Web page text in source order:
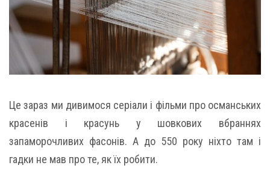
Це зараз ми дивимося серіали і фільми про османських
красенів і красунь у шовкових вбраннях
запаморочливих фасонів. А до 550 року ніхто там і
гадки не мав про те, як їх робити.